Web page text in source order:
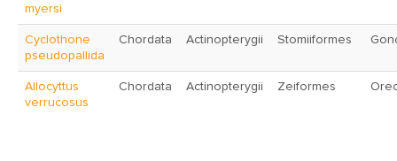
myersi
Cyclothone
pseudopallida
Chordata Actinopterygii Stomiiformes
Allocyttus
verrucosus
Chordata Actinopterygii Zeiformes